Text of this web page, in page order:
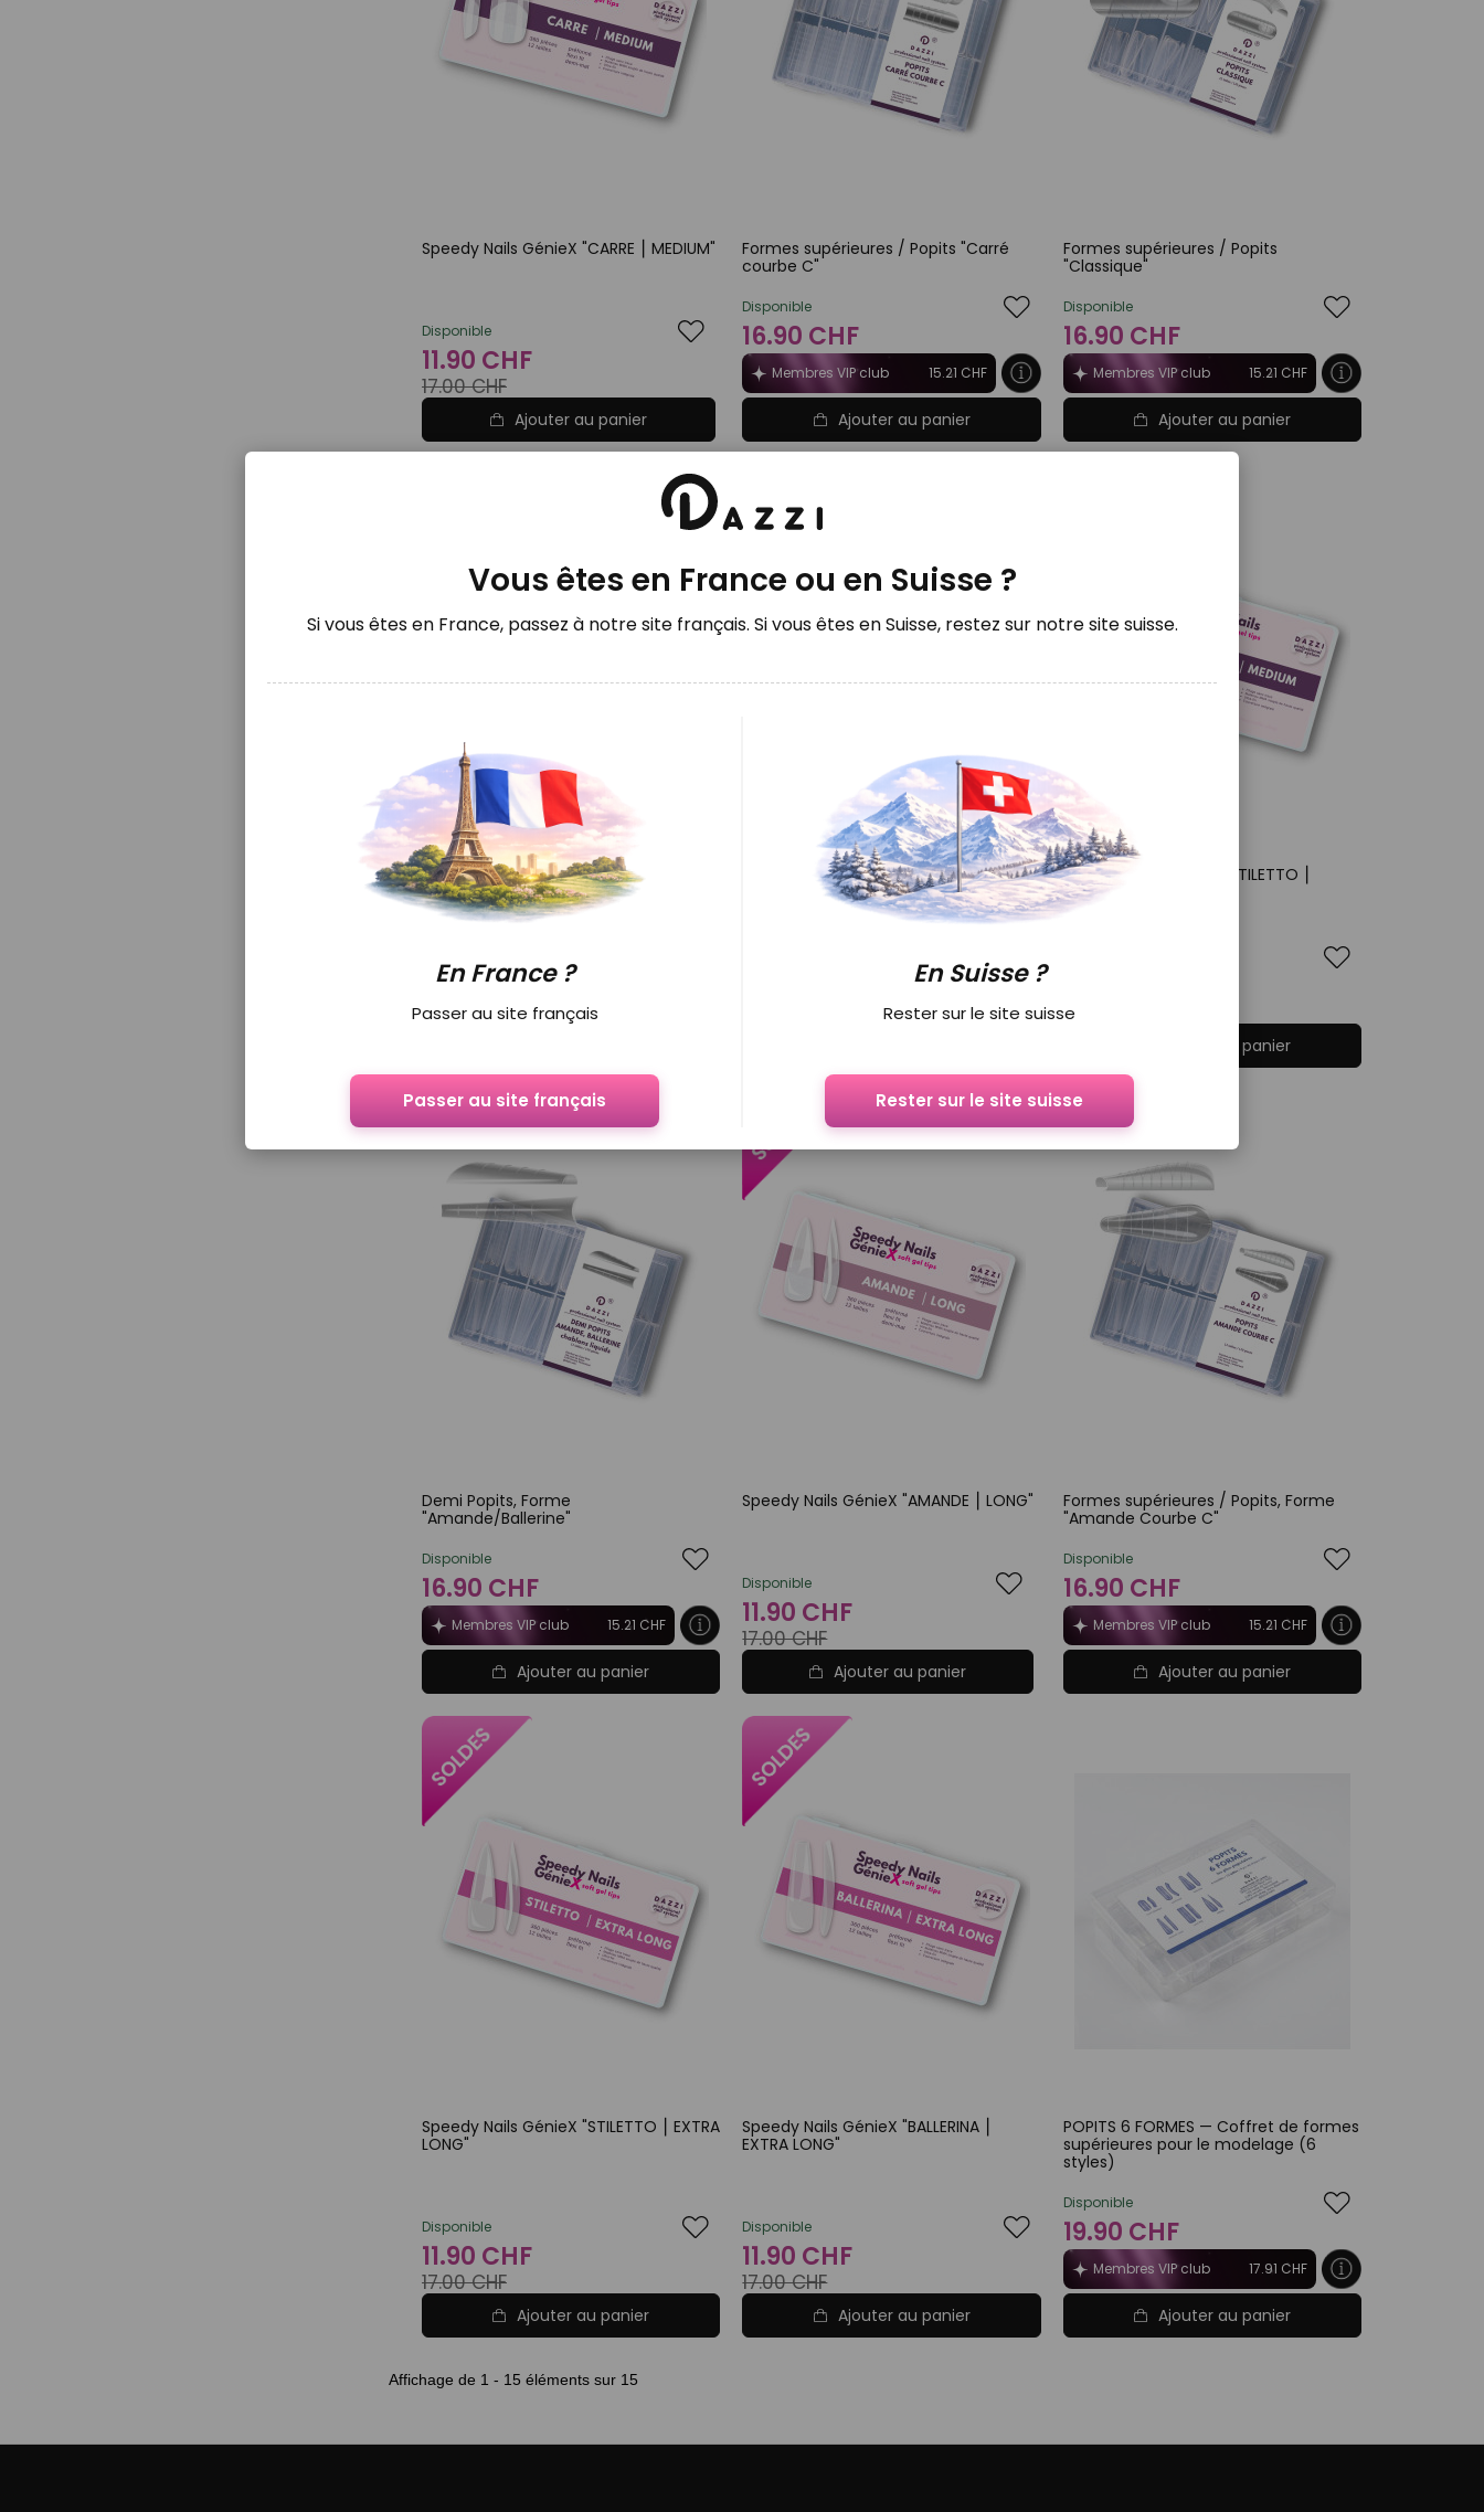
Vous êtes en France ou en Suisse ?
Si vous êtes en France, passez à notre site français. Si vous êtes en Suisse, restez sur notre site suisse.
En France ?
Passer au site français
Passer au site français
En Suisse ?
Rester sur le site suisse
Rester sur le site suisse
Affichage de 1 - 15 éléments sur 15
Speedy Nails GénieX "CARRE ⎮ MEDIUM"
Disponible
11.90 CHF
17.00 CHF
Ajouter au panier
Formes supérieures / Popits "Carré
courbe C"
Disponible
16.90 CHF
Membres VIP club 15.21 CHF
Ajouter au panier
Formes supérieures / Popits
"Classique"
Disponible
16.90 CHF
Membres VIP club 15.21 CHF
Ajouter au panier
Speedy Nails GénieX "AMANDE ⎮
MEDIUM"
11.90 CHF
17.00 CHF
Formes supérieures / Popits, Forme
Speedy Nails GénieX "STILETTO ⎮
MEDIUM"
17.00 CHF
Ajouter au panier
Demi Popits, Forme
"Amande/Ballerine"
Disponible
16.90 CHF
Membres VIP club 15.21 CHF
Ajouter au panier
Speedy Nails GénieX "AMANDE ⎮ LONG"
Disponible
11.90 CHF
17.00 CHF
Ajouter au panier
Formes supérieures / Popits, Forme
"Amande Courbe C"
Disponible
16.90 CHF
Membres VIP club 15.21 CHF
Ajouter au panier
Speedy Nails GénieX "STILETTO ⎮ EXTRA
LONG"
Disponible
11.90 CHF
17.00 CHF
Ajouter au panier
Speedy Nails GénieX "BALLERINA ⎮
EXTRA LONG"
Disponible
11.90 CHF
17.00 CHF
Ajouter au panier
POPITS 6 FORMES — Coffret de formes
supérieures pour le modelage (6
styles)
Disponible
19.90 CHF
Membres VIP club 17.91 CHF
Ajouter au panier